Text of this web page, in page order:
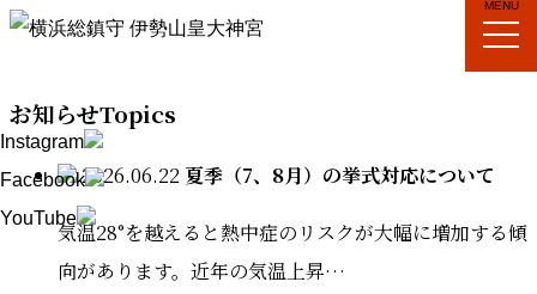
Instagram
Facebook
YouTube
MENU
お知らせTopics
2026.06.22 夏季（7、8月）の挙式対応について
気温28°を越えると熱中症のリスクが大幅に増加する傾
向があります。近年の気温上昇…